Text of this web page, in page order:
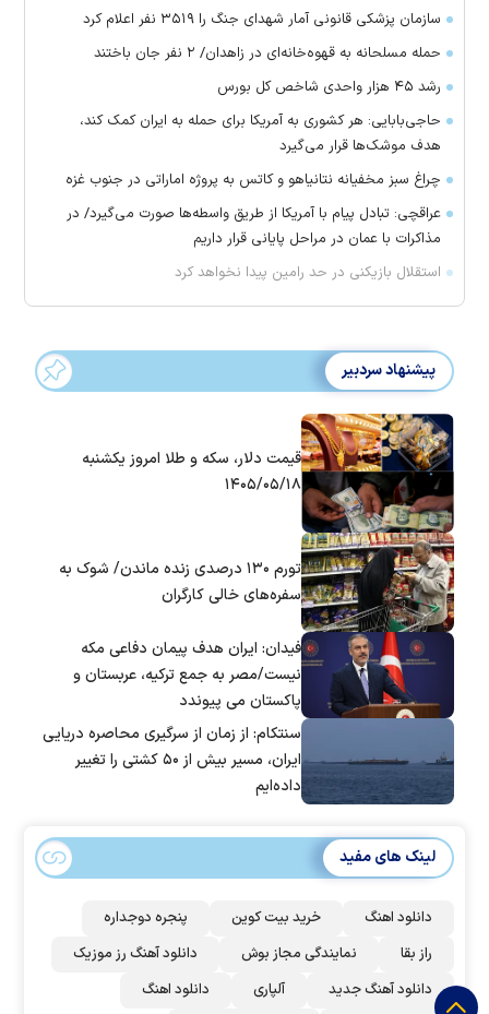
سازمان پزشکی قانونی آمار شهدای جنگ را ۳۵۱۹ نفر اعلام کرد
حمله مسلحانه به قهوه‌خانه‌ای در زاهدان/ ۲ نفر جان باختند
رشد ۴۵ هزار واحدی شاخص کل بورس
حاجی‌بابایی: هر کشوری به آمریکا برای حمله به ایران کمک کند،
هدف موشک‌ها قرار می‌گیرد
چراغ سبز مخفیانه نتانیاهو و کاتس به پروژه اماراتی در جنوب غزه
عراقچی: تبادل پیام با آمریکا از طریق واسطه‌ها صورت می‌گیرد/ در
مذاکرات با عمان در مراحل پایانی قرار داریم
استقلال بازیکنی در حد رامین پیدا نخواهد کرد
پیشنهاد سردبیر
قیمت دلار، سکه و طلا امروز یکشنبه
۱۴۰۵/۰۵/۱۸
تورم ۱۳۰ درصدی زنده ماندن/ شوک به
سفره‌های خالی کارگران
فیدان: ایران هدف پیمان دفاعی مکه
نیست/مصر به جمع ترکیه، عربستان و
پاکستان می پیوندد
سنتکام: از زمان از سرگیری محاصره دریایی
ایران، مسیر بیش از ۵۰ کشتی را تغییر
داده‌ایم
لینک های مفید
دانلود اهنگ خرید بیت کوین
پنجره دوجداره
راز بقا
نمایندگی مجاز بوش
دانلود آهنگ رز‌ موزیک
دانلود آهنگ جدید
آلپاری دانلود اهنگ